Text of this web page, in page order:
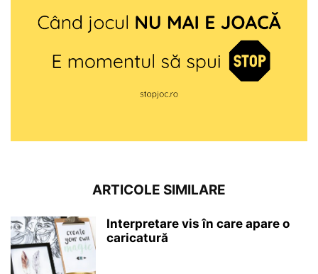
ARTICOLE SIMILARE
Interpretare vis în care apare o
caricatură